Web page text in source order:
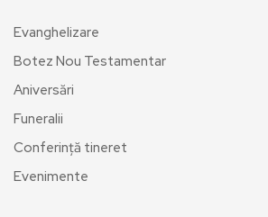
Evanghelizare
Botez Nou Testamentar
Aniversări
Funeralii
Conferință tineret
Evenimente